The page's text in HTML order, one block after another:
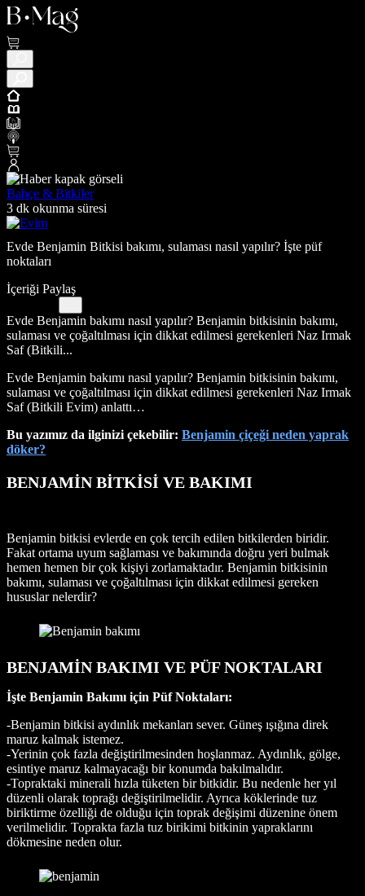
Bahçe & Bitkiler
3 dk okunma süresi
Evde Benjamin Bitkisi bakımı, sulaması nasıl yapılır? İşte püf
noktaları
İçeriği Paylaş
Evde Benjamin bakımı nasıl yapılır? Benjamin bitkisinin bakımı,
sulaması ve çoğaltılması için dikkat edilmesi gerekenleri Naz Irmak
Saf (Bitkili...
Evde Benjamin bakımı nasıl yapılır? Benjamin bitkisinin bakımı,
sulaması ve çoğaltılması için dikkat edilmesi gerekenleri Naz Irmak
Saf (Bitkili Evim) anlattı…
Bu yazımız da ilginizi çekebilir: Benjamin çiçeği neden yaprak
döker?
BENJAMİN BİTKİSİ VE BAKIMI
Benjamin bitkisi evlerde en çok tercih edilen bitkilerden biridir.
Fakat ortama uyum sağlaması ve bakımında doğru yeri bulmak
hemen hemen bir çok kişiyi zorlamaktadır. Benjamin bitkisinin
bakımı, sulaması ve çoğaltılması için dikkat edilmesi gereken
hususlar nelerdir?
BENJAMİN BAKIMI VE PÜF NOKTALARI
İşte Benjamin Bakımı için Püf Noktaları:
-Benjamin bitkisi aydınlık mekanları sever. Güneş ışığına direk
maruz kalmak istemez.
-Yerinin çok fazla değiştirilmesinden hoşlanmaz. Aydınlık, gölge,
esintiye maruz kalmayacağı bir konumda bakılmalıdır.
-Topraktaki minerali hızla tüketen bir bitkidir. Bu nedenle her yıl
düzenli olarak toprağı değiştirilmelidir. Ayrıca köklerinde tuz
biriktirme özelliği de olduğu için toprak değişimi düzenine önem
verilmelidir. Toprakta fazla tuz birikimi bitkinin yapraklarını
dökmesine neden olur.